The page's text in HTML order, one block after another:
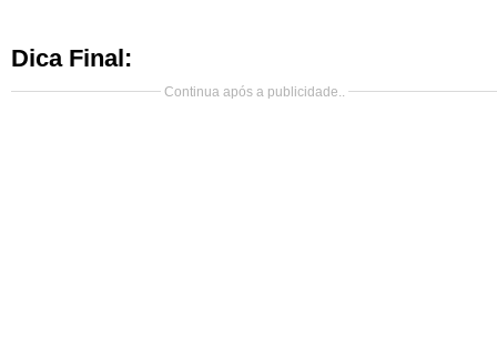
Dica Final:
Continua após a publicidade..